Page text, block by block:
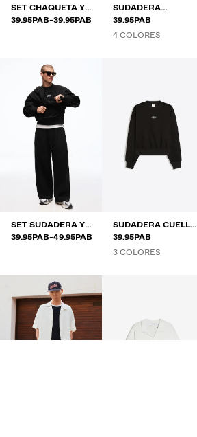
SET CHAQUETA Y
PANTALÓN
RANGO DE PRECIOS ENTRE
39.95PAB
Y -39.95PAB
SUDADERA
CAPUCHA
CREMALLERA
39.95PAB
4 COLORES
SET SUDADERA Y
PANTALÓN
RANGO DE PRECIOS ENTRE
39.95PAB
Y -49.95PAB
SUDADERA CUELLO
REDONDO PARCHE
39.95PAB
3 COLORES